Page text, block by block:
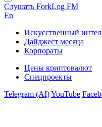
Слушать ForkLog FM
En
Искусственный
Дайджест месяца
Корпораты
Цены криптовалют
Спецпроекты
Telegram (AI)YouTube